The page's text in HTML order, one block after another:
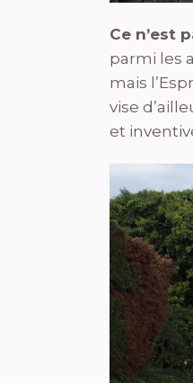
Ce n’est
parmi les
mais
vise
et